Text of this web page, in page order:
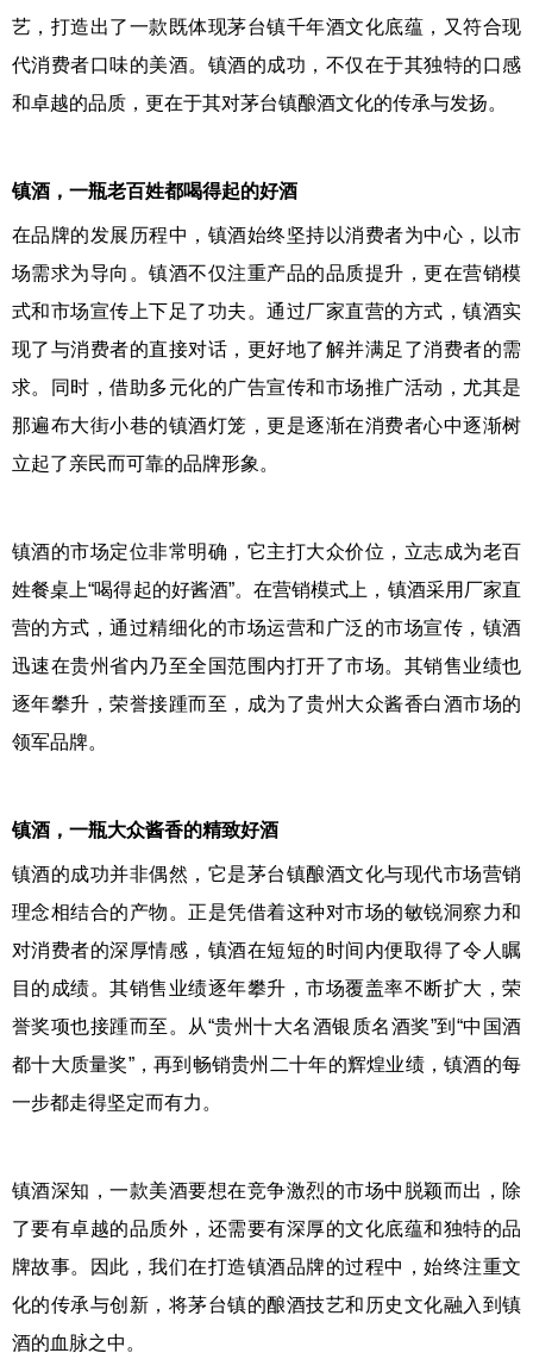
艺，打造出了一款既体现茅台镇千年酒文化底蕴，又符合现
代消费者口味的美酒。镇酒的成功，不仅在于其独特的口感
和卓越的品质，更在于其对茅台镇酿酒文化的传承与发扬。
镇酒，一瓶老百姓都喝得起的好酒
在品牌的发展历程中，镇酒始终坚持以消费者为中心，以市
场需求为导向。镇酒不仅注重产品的品质提升，更在营销模
式和市场宣传上下足了功夫。通过厂家直营的方式，镇酒实
现了与消费者的直接对话，更好地了解并满足了消费者的需
求。同时，借助多元化的广告宣传和市场推广活动，尤其是
那遍布大街小巷的镇酒灯笼，更是逐渐在消费者心中逐渐树
立起了亲民而可靠的品牌形象。
镇酒的市场定位非常明确，它主打大众价位，立志成为老百
姓餐桌上“喝得起的好酱酒”。在营销模式上，镇酒采用厂家直
营的方式，通过精细化的市场运营和广泛的市场宣传，镇酒
迅速在贵州省内乃至全国范围内打开了市场。其销售业绩也
逐年攀升，荣誉接踵而至，成为了贵州大众酱香白酒市场的
领军品牌。
镇酒，一瓶大众酱香的精致好酒
镇酒的成功并非偶然，它是茅台镇酿酒文化与现代市场营销
理念相结合的产物。正是凭借着这种对市场的敏锐洞察力和
对消费者的深厚情感，镇酒在短短的时间内便取得了令人瞩
目的成绩。其销售业绩逐年攀升，市场覆盖率不断扩大，荣
誉奖项也接踵而至。从“贵州十大名酒银质名酒奖”到“中国酒
都十大质量奖”，再到畅销贵州二十年的辉煌业绩，镇酒的每
一步都走得坚定而有力。
镇酒深知，一款美酒要想在竞争激烈的市场中脱颖而出，除
了要有卓越的品质外，还需要有深厚的文化底蕴和独特的品
牌故事。因此，我们在打造镇酒品牌的过程中，始终注重文
化的传承与创新，将茅台镇的酿酒技艺和历史文化融入到镇
酒的血脉之中。